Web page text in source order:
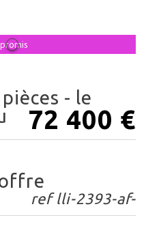
72 400 €
ref lli-2393-af-